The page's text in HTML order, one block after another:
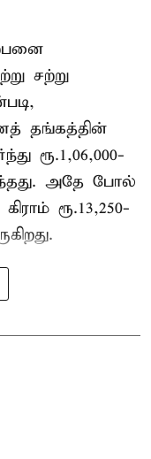
சற்று
தங்கத்தின்
ரூ.1,06,000-
அதே போல்
ரூ.13,250-